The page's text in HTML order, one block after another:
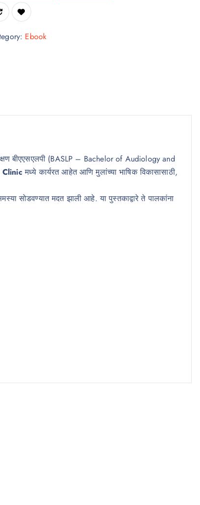
w
a
s
.
5
Ebook
बीएएसएलपी (BASLP – Bachelor of Audiology and
मध्ये कार्यरत आहेत आणि मुलांच्या भाषिक विकासासाठी,
सोडवण्यात मदत झाली आहे. या पुस्तकाद्वारे ते पालकांना